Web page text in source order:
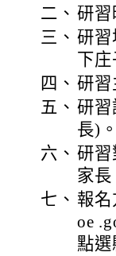
二、 研習
三、 研習
下庄
四、 研習
五、 研習
長)。
六、 研習
家長
七、 報
oe
點